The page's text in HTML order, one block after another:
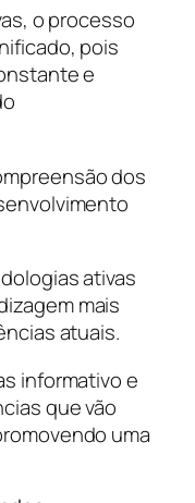
o processo
pois
e
dos
ativas
mais
atuais.
informativo e
que vão
uma